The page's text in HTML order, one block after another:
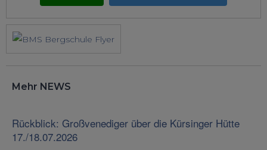
Mehr NEWS
Rückblick: Großvenediger über die Kürsinger Hütte
17./18.07.2026